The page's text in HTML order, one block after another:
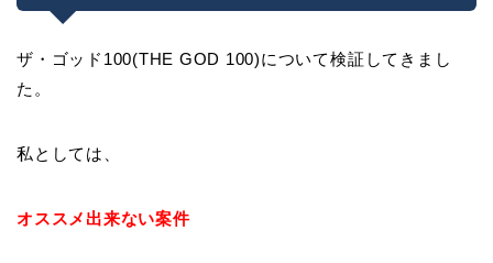
ザ・ゴッド100(THE GOD 100)について検証してきまし
た。
私としては、
オススメ出来ない案件